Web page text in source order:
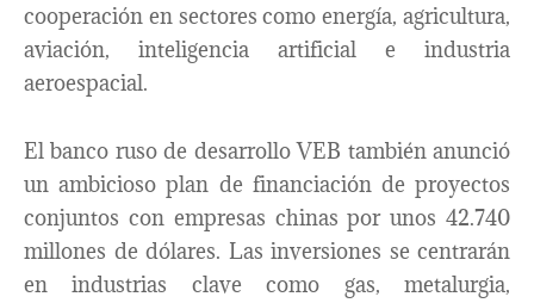
cooperación en sectores como energía, agricultura,
aviación, inteligencia artificial e industria
aeroespacial.
El banco ruso de desarrollo VEB también anunció
un ambicioso plan de financiación de proyectos
conjuntos con empresas chinas por unos 42.740
millones de dólares. Las inversiones se centrarán
en industrias clave como gas, metalurgia,